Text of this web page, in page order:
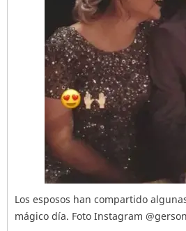
Los esposos han compartido
mágico día. Foto Instagram